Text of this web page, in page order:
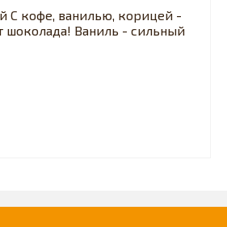
С кофе, ванилью, корицей -
шоколада! Ваниль - сильный